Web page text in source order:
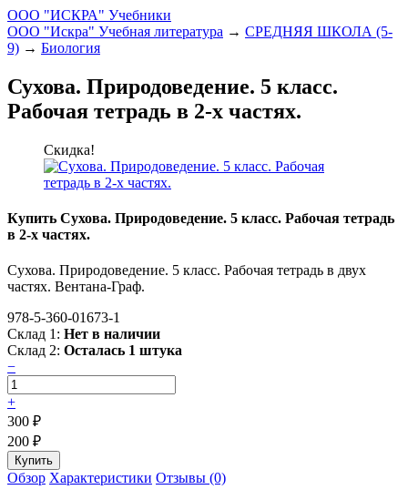
ООО "ИСКРА" Учебники
ООО "Искра" Учебная литература → СРЕДНЯЯ ШКОЛА (5-
9) → Биология
Сухова. Природоведение. 5 класс.
Рабочая тетрадь в 2-х частях.
Скидка!
Купить Сухова. Природоведение. 5 класс. Рабочая тетрадь
в 2-х частях.
Сухова. Природоведение. 5 класс. Рабочая тетрадь в двух
частях. Вентана-Граф.
978-5-360-01673-1
Склад 1: Нет в наличии
Склад 2: Осталась 1 штука
−
+
300 ₽
200 ₽
Обзор Характеристики Отзывы (0)